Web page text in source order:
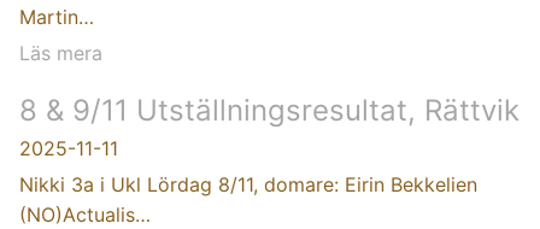
Martin…
Läs mera
8 & 9/11 Utställningsresultat, Rättvik
2025-11-11
Nikki 3a i Ukl Lördag 8/11, domare: Eirin Bekkelien
(NO)Actualis…